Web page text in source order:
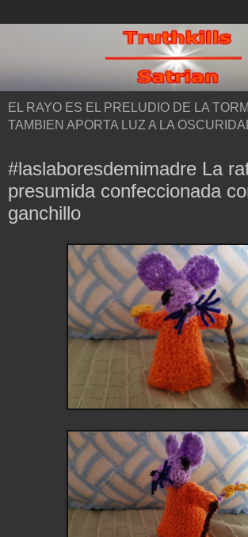
EL RAYO ES EL PRELUDIO DE LA
TAMBIEN APORTA LUZ A LA
#laslaboresdemimadre La
presumida confeccionada
ganchillo